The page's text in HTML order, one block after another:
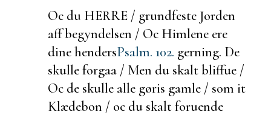
Oc du HERRE / grundfeste Jorden
aff begyndelsen / Oc Himlene ere
dine hendersPsalm. 102. gerning. De
skulle forgaa / Men du skalt bliffue /
Oc de skulle alle gøris gamle / som it
Klædebon / oc du skaltforuende